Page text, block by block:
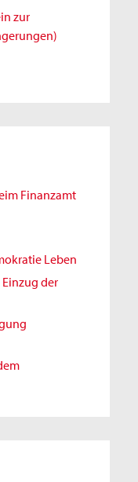
zur
Finanzamt
Leben
der